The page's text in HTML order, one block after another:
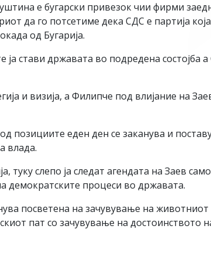
е бугарски привезок чии фирми
да го потсетиме дека СДС е партија
од Бугарија.
ја стави државата во подредена
и визија, а Филипче под влијание на
позициите еден ден се заканува и
влада.
слепо ја следат агендата на Заев
демократските процеси во државата.
посветена на зачувување на животниот
пат со зачувување на достоинството